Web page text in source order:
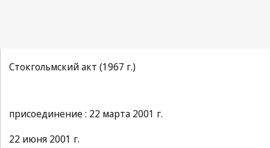
Стокгольмский акт (1967 г.)
присоединение : 22 марта 2001 г.
22 июня 2001 г.